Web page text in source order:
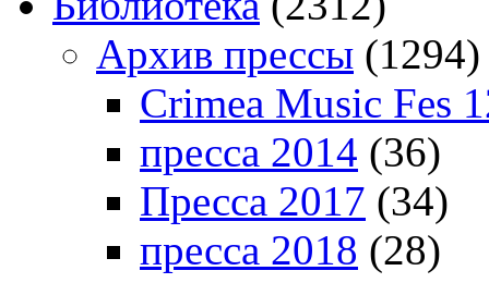
Архив прессы (1294)
Crimea Music Fes
пресса 2014 (36)
Пресса 2017 (34)
пресса 2018 (28)